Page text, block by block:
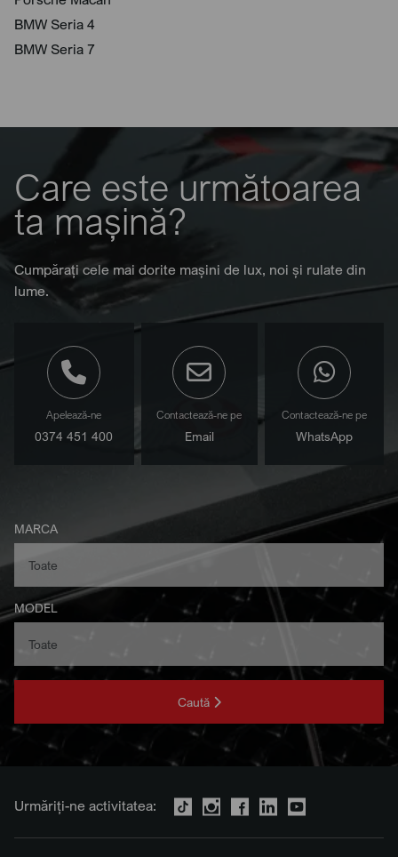
BMW Seria 4
BMW Seria 7
Care este următoarea
ta mașină?
Cumpărați cele mai dorite mașini de lux, noi și rulate din
lume.
Apelează-ne
0374 451 400
Contactează-ne pe
Email
Contactează-ne pe
WhatsApp
MARCA
MODEL
Caută
Urmăriți-ne activitatea: